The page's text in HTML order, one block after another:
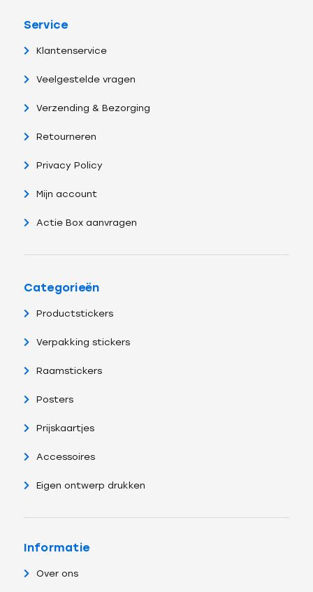
Service
Klantenservice
Veelgestelde vragen
Verzending & Bezorging
Retourneren
Privacy Policy
Mijn account
Actie Box aanvragen
Categorieën
Productstickers
Verpakking stickers
Raamstickers
Posters
Prijskaartjes
Accessoires
Eigen ontwerp drukken
Informatie
Over ons